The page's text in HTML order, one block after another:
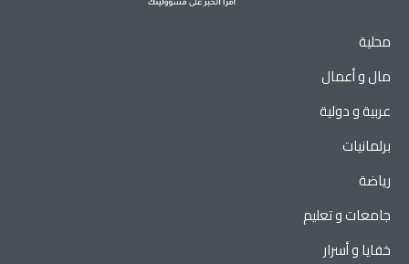
محلية
مال و أعمال
عربية و دولية
برلمانيات
رياضة
جامعات و تعليم
خفايا و أسرار